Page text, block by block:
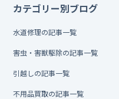
カテゴリー別ブログ
水道修理の記事一覧
害虫・害獣駆除の記事一覧
引越しの記事一覧
不用品買取の記事一覧